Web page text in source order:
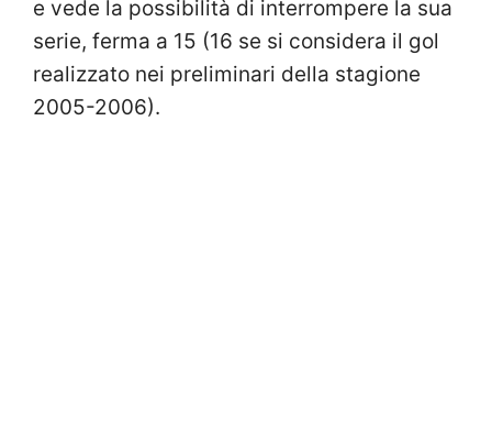
e vede la possibilità di interrompere la sua
serie, ferma a 15 (16 se si considera il gol
realizzato nei preliminari della stagione
2005-2006).